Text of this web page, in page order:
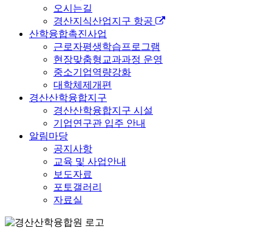
오시는길
경산지식산업지구 항공
산학융합촉진사업
근로자평생학습프로그램
현장맞춤형교과과정 운영
중소기업역량강화
대학체제개편
경산산학융합지구
경산산학융합지구 시설
기업연구관 입주 안내
알림마당
공지사항
교육 및 사업안내
보도자료
포토갤러리
자료실